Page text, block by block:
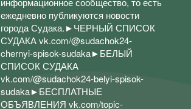
ежедневно публикуются новости
города Судака.►ЧЕРНЫЙ СПИСОК
СУДАКА vk.com/@sudachok24-
chernyi-spisok-sudaka►БЕЛЫЙ
СПИСОК СУДАКА
vk.com/@sudachok24-belyi-spisok-
sudaka►БЕСПЛАТНЫЕ
ОБЪЯВЛЕНИЯ vk.com/topic-